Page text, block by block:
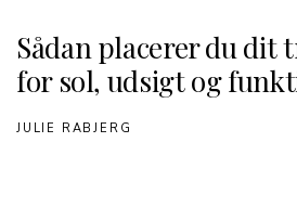
Sådan placerer du dit
for sol, udsigt og
JULIE RABJERG